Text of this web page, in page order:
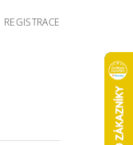
REGISTRACE